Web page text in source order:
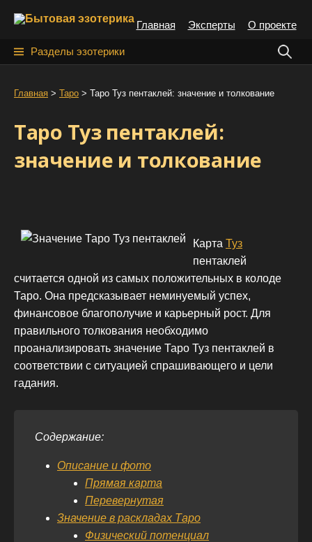
Главная Эксперты О проекте
Разделы эзотерики
Н
Главная > Таро > Таро Туз пентаклей: значение и толкование
Таро Туз пентаклей:
значение и толкование
Карта Туз
пентаклей
считается одной из самых положительных в колоде
Таро. Она предсказывает неминуемый успех,
финансовое благополучие и карьерный рост. Для
правильного толкования необходимо
проанализировать значение Таро Туз пентаклей в
соответствии с ситуацией спрашивающего и цели
гадания.
Содержание:
Описание и фото
Прямая карта
Перевернутая
Значение в раскладах Таро
Физический потенциал